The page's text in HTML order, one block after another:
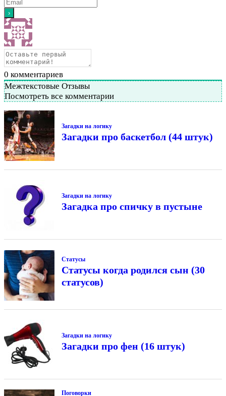
0 комментариев
Межтекстовые Отзывы
Посмотреть все комментарии
Загадки на логику
Загадки про баскетбол (44 штук)
Загадки на логику
Загадка про спичку в пустыне
Статусы
Статусы когда родился сын (30
статусов)
Загадки на логику
Загадки про фен (16 штук)
Поговорки